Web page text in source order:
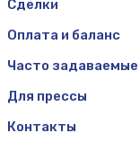
Сделки
Оплата и баланс
Часто
Для прессы
Контакты